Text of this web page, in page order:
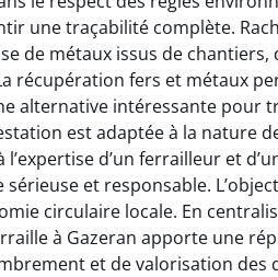
une traçabilité complète.
de métaux issus de chantiers,
récupération fers et métaux
alternative intéressante pour
est adaptée à la nature
d’un ferrailleur et
et responsable.
circulaire locale. En
à Gazeran apporte une
et de valorisation des